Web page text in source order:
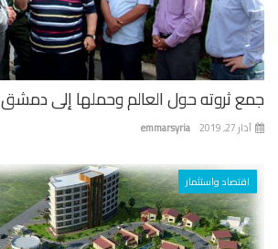
جمع ثروته حول العالم وحملها إلى دمشق
emmarsyria آذار 27, 2019
اقتصاد واستثمار